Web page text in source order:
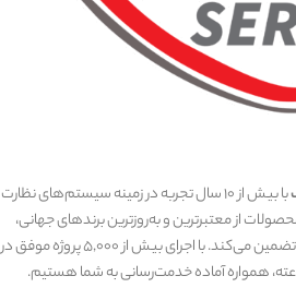
با بیش از 10 سال تجربه در زمینه سیستم‌های نظارت
از معتبرترین و به‌روزترین برندهای جهانی،
امنیت محیط زندگی و تجارت شما را تضمین می‌کند. با اجرای بیش از 5,000 پروژه موفق در